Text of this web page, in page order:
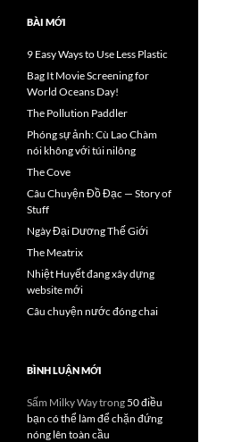
BÀI MỚI
9 Easy Ways to Use Less Plastic
Bag It Movie Screening for
World Oceans Day!
The Pollution Paddler
Phóng sự ảnh: Cù Lao Chàm
nói không với túi nilông
The Cove
Câu Chuyện Đồ Đạc — Story of
Stuff
Ngày Đại Dương Thế Giới
The Meatrix
Nhiệt Huyết đang xây dựng
website mới
Câu chuyện nước đóng chai
BÌNH LUẬN MỚI
Sấm Milky Waytrong50 điều
bạn có thể làm để chặn đứng
nóng lên toàn cầu